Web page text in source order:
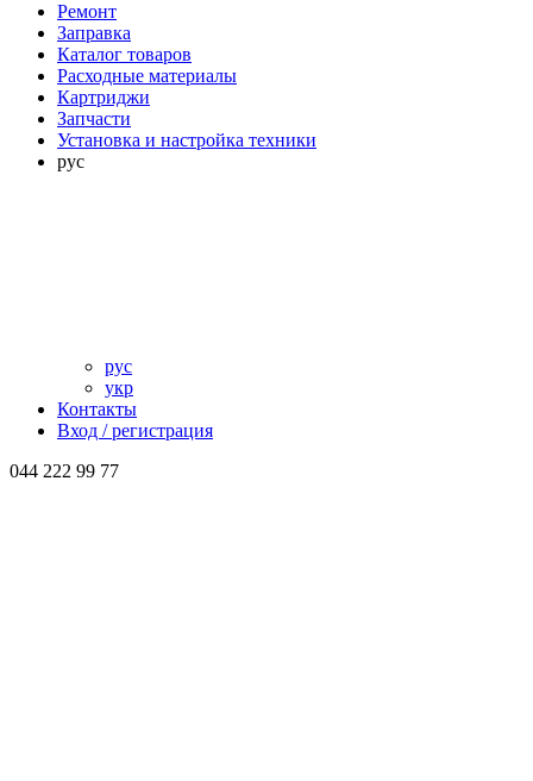
Ремонт
Заправка
Каталог товаров
Расходные материалы
Картриджи
Запчасти
Установка и настройка техники
рус
рус
укр
Контакты
Вход / регистрация
044 222 99 77